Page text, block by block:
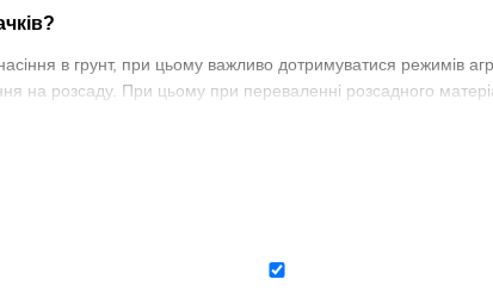
в грунт, при цьому важливо дотримуватися режимів
на розсаду. При цьому при переваленні розсадного